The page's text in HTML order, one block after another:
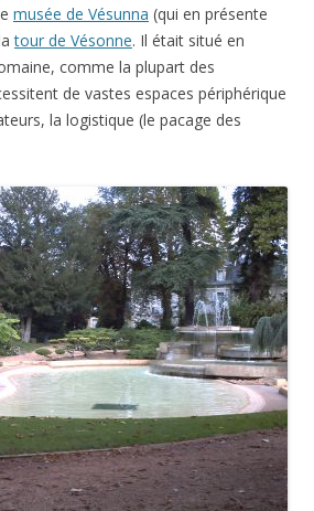
musée de Vésunna (qui en présente
tour de Vésonne. Il était situé en
comme la plupart des
de vastes espaces périphérique
la logistique (le pacage des